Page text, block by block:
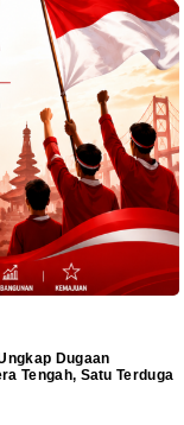
Dugaan
Tengah, Satu Terduga